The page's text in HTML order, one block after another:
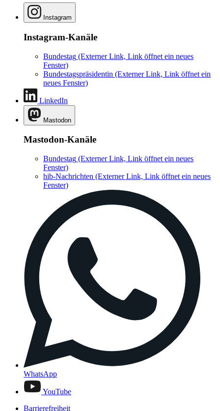
Instagram
Instagram-Kanäle
Bundestag (Externer Link, Link öffnet ein neues
Fenster)
Bundestagspräsidentin (Externer Link, Link öffnet ein
neues Fenster)
LinkedIn
Mastodon
Mastodon-Kanäle
Bundestag (Externer Link, Link öffnet ein neues
Fenster)
hib-Nachrichten (Externer Link, Link öffnet ein neues
Fenster)
WhatsApp
YouTube
Barrierefreiheit